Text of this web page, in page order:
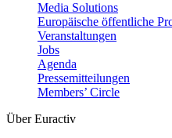
Media Solutions
Europäische öffentliche
Veranstaltungen
Jobs
Agenda
Pressemitteilungen
Members’ Circle
Über Euractiv